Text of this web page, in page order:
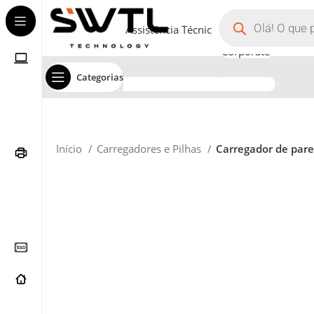
Categorias
Assistência Técnica
Corporate
Início Carregadores e Pilhas Carregador de